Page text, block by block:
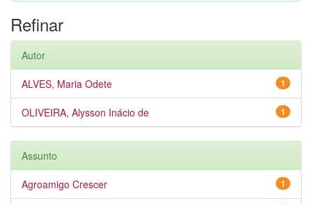
Refinar
Autor
1
ALVES, Maria Odete
1
OLIVEIRA, Alysson Inácio de
Assunto
1
Agroamigo Crescer